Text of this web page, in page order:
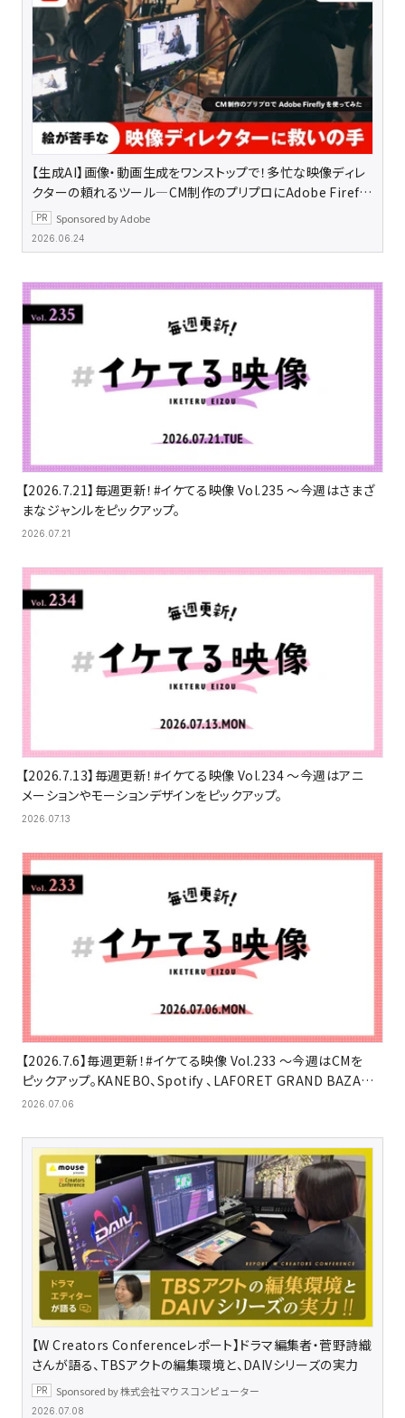
【生成AI】画像・動画生成をワンストップで！多忙な映像ディレ
クターの頼れるツール―CM制作のプリプロにAdobe Firefly
を使ってみた
Sponsored by Adobe
2026.06.24
【2026.7.21】毎週更新！#イケてる映像 Vol.235 〜今週はさまざ
まなジャンルをピックアップ。
2026.07.21
【2026.7.13】毎週更新！#イケてる映像 Vol.234 〜今週はアニ
メーションやモーションデザインをピックアップ。
2026.07.13
【2026.7.6】毎週更新！#イケてる映像 Vol.233 〜今週はCMを
ピックアップ。KANEBO、Spotify 、LAFORET GRAND BAZAR
2026 SUMMERほか
2026.07.06
【W Creators Conferenceレポート】ドラマ編集者・菅野詩織
さんが語る、TBSアクトの編集環境と、DAIVシリーズの実力
Sponsored by 株式会社マウスコンピューター
2026.07.08